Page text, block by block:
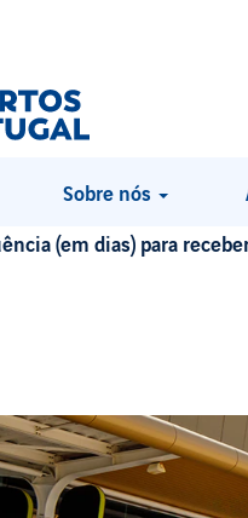
Sobre nós
POR PALAVRA-CHAVE
opções
(em dias) para